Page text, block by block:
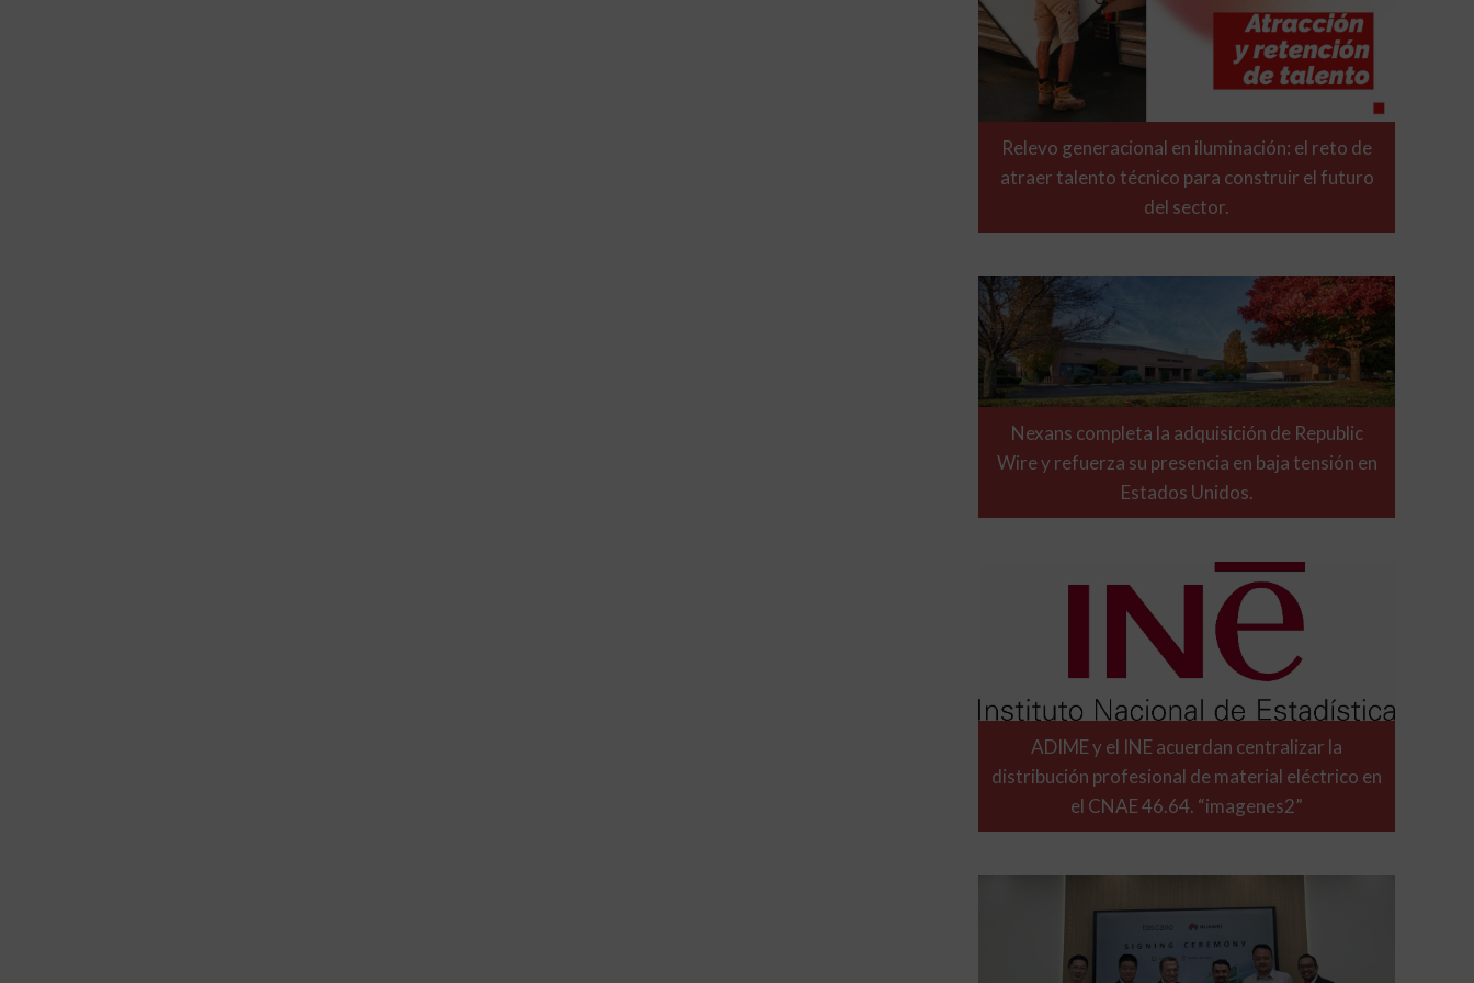
Relevo generacional en iluminación: el reto de
atraer talento técnico para construir el futuro
del sector.
Nexans completa la adquisición de Republic
Wire y refuerza su presencia en baja tensión en
Estados Unidos.
ADIME y el INE acuerdan centralizar la
distribución profesional de material eléctrico en
el CNAE 46.64. “imagenes2”